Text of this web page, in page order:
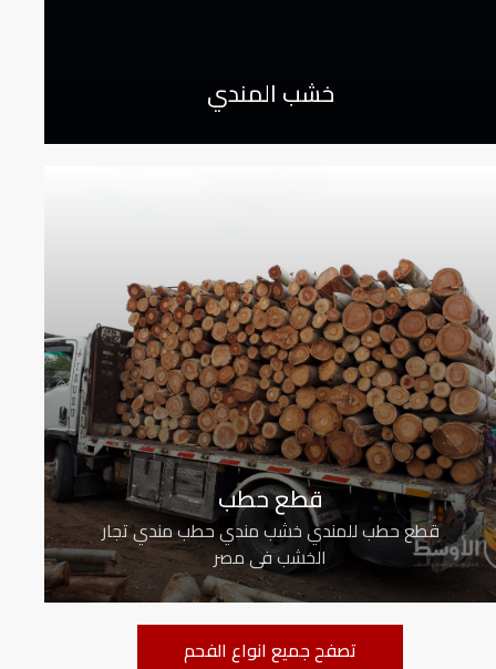
خشب المندي
قطع حطب
قطع حطب للمندي خشب مندي حطب مندي تجار
الخشب فى مصر
تصفح جميع انواع الفحم